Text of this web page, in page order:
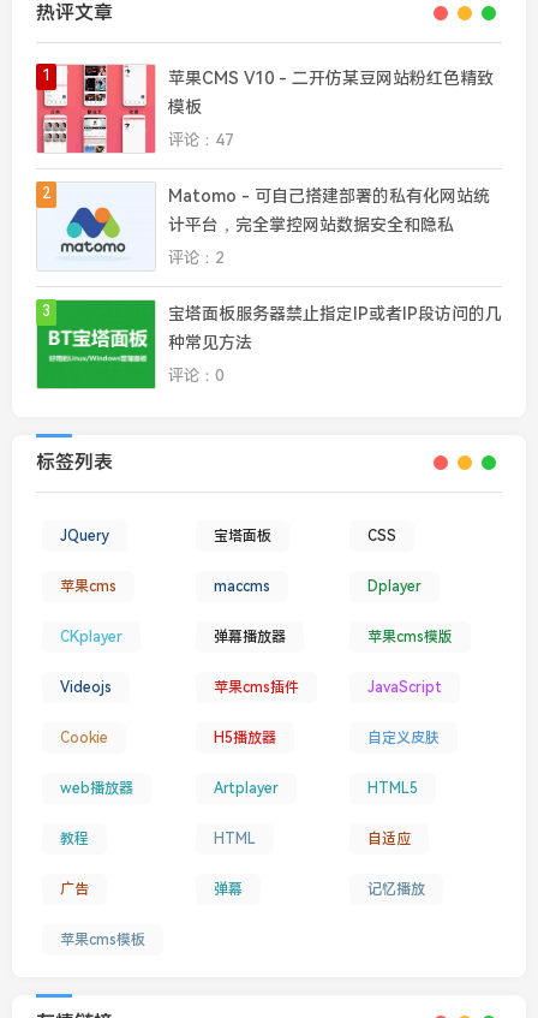
热评文章
1
苹果CMS V10 - 二开仿某豆网站粉红色精致
模板
评论：47
2
Matomo - 可自己搭建部署的私有化网站统
计平台，完全掌控网站数据安全和隐私
评论：2
3
宝塔面板服务器禁止指定IP或者IP段访问的几
种常见方法
评论：0
标签列表
JQuery 宝塔面板 CSS
苹果cms maccms Dplayer
CKplayer 弹幕播放器 苹果cms模版
Videojs 苹果cms插件 JavaScript
Cookie H5播放器 自定义皮肤
web播放器 Artplayer HTML5
教程 HTML 自适应
广告 弹幕 记忆播放
苹果cms模板